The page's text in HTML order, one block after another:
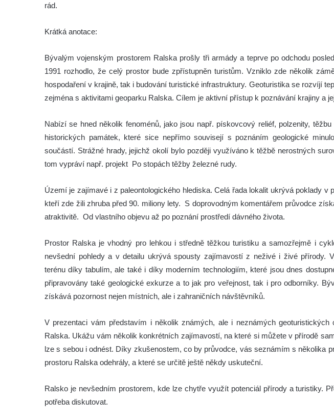
rád.
Krátká anotace:
Bývalým vojenským prostorem Ralska prošly tři armády a teprve po odchodu
1991 rozhodlo, že celý prostor bude zpřístupněn turistům. Vzniklo zde několik
hospodaření v krajině, tak i budování turistické infrastruktury. Geoturistika se rozvíjí
zejména s aktivitami geoparku Ralska. Cílem je aktivní přístup k poznávání krajiny a
Nabízí se hned několik fenoménů, jako jsou např. pískovcový reliéf, polzenity,
historických památek, které sice nepřímo souvisejí s poznáním geologické
součástí. Strážné hrady, jejichž okolí bylo později využíváno k těžbě nerostných
tom vypráví např. projekt Po stopách těžby železné rudy.
Území je zajímavé i z paleontologického hlediska. Celá řada lokalit ukrývá poklady v
kteří zde žili zhruba před 90. miliony lety. S doprovodným komentářem průvodce
atraktivitě. Od vlastního objevu až po poznání prostředí dávného života.
Prostor Ralska je vhodný pro lehkou i středně těžkou turistiku a samozřejmě i
nevšední pohledy a v detailu ukrývá spousty zajímavostí z neživé i živé přírody.
terénu díky tabulím, ale také i díky moderním technologiím, které jsou dnes
připravovány také geologické exkurze a to jak pro veřejnost, tak i pro odborníky.
získává pozornost nejen místních, ale i zahraničních návštěvníků.
V prezentaci vám představím i několik známých, ale i neznámých
Ralska. Ukážu vám několik konkrétních zajímavostí, na které si můžete v přírodě
lze s sebou i odnést. Díky zkušenostem, co by průvodce, vás seznámím s několika
prostoru Ralska odehrály, a které se určitě ještě někdy uskuteční.
Ralsko je nevšedním prostorem, kde lze chytře využít potenciál přírody a turistiky.
potřeba diskutovat.